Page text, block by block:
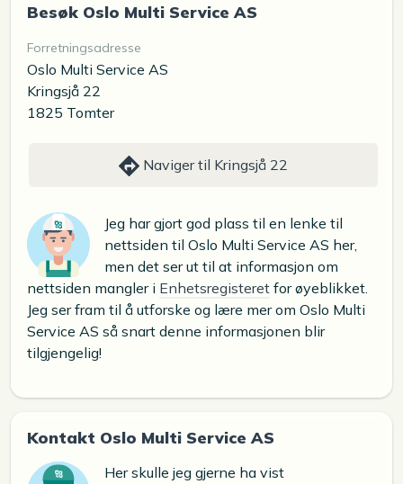
Besøk Oslo Multi Service AS
Forretningsadresse
Oslo Multi Service AS
Kringsjå 22
1825 Tomter
Naviger til Kringsjå 22
Jeg har gjort god plass til en lenke til
nettsiden til Oslo Multi Service AS her,
men det ser ut til at informasjon om
nettsiden mangler i Enhetsregisteret for øyeblikket.
Jeg ser fram til å utforske og lære mer om Oslo Multi
Service AS så snart denne informasjonen blir
tilgjengelig!
Kontakt Oslo Multi Service AS
Her skulle jeg gjerne ha vist